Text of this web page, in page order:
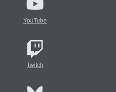
YouTube
Twitch